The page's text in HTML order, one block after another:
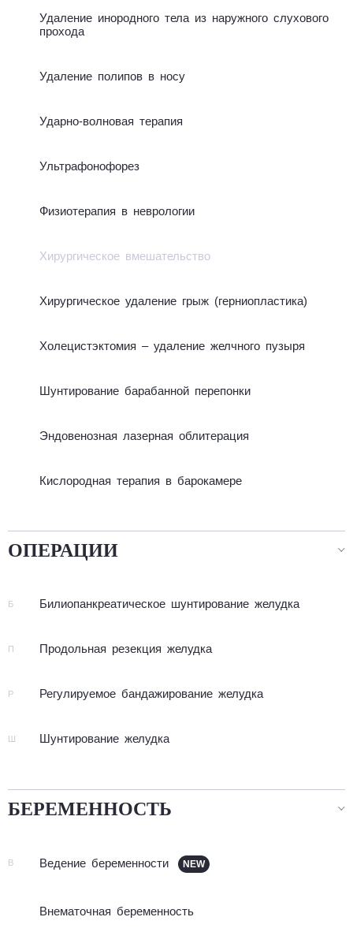
Уда­ле­ние ино­род­но­го те­ла из на­руж­но­го слу­хо­во­го
про­хо­да
Уда­ле­ние по­ли­пов в но­су
Удар­но-вол­но­вая те­ра­пия
­Ультра­фо­но­фо­рез
Фи­зио­те­ра­пия в нев­ро­ло­гии
Хирургическое вмешательство
Хи­рур­ги­чес­кое уда­ле­ние грыж (гер­нио­плас­ти­ка)
Холецистэктомия – удаление желчного пузыря
Шун­ти­ро­ва­ние ба­ра­бан­ной пе­ре­пон­ки
Эндо­ве­ноз­ная ла­зер­ная об­ли­те­ра­ция
Кислородная терапия в барокамере
ОПЕРАЦИИ
Б Би­лио­панк­реа­ти­чес­кое шун­ти­ро­ва­ние же­луд­ка
П Про­доль­ная ре­зек­ция же­луд­ка
Р Ре­гу­ли­ру­е­мое бан­дажи­ро­ва­ние же­луд­ка
Ш Шун­ти­ро­ва­ние же­луд­ка
БЕРЕМЕННОСТЬ
В Ве­де­ние бе­ре­ме­нно­сти
Вне­ма­точ­ная бе­ре­мен­ность